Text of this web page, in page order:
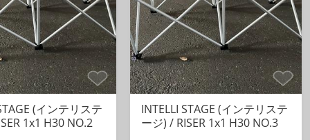
(インテリステ
1x1 H30 NO.2
INTELLI STAGE (インテリステ
ージ) / RISER 1x1 H30 NO.3